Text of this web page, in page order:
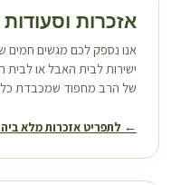
אזכרות
אנו נספק לכם מגשים חמים
ישירות לבית האבל או לבית
של הרב מחפוד שמכבדת
← לתפריט אזכרות מלא ב